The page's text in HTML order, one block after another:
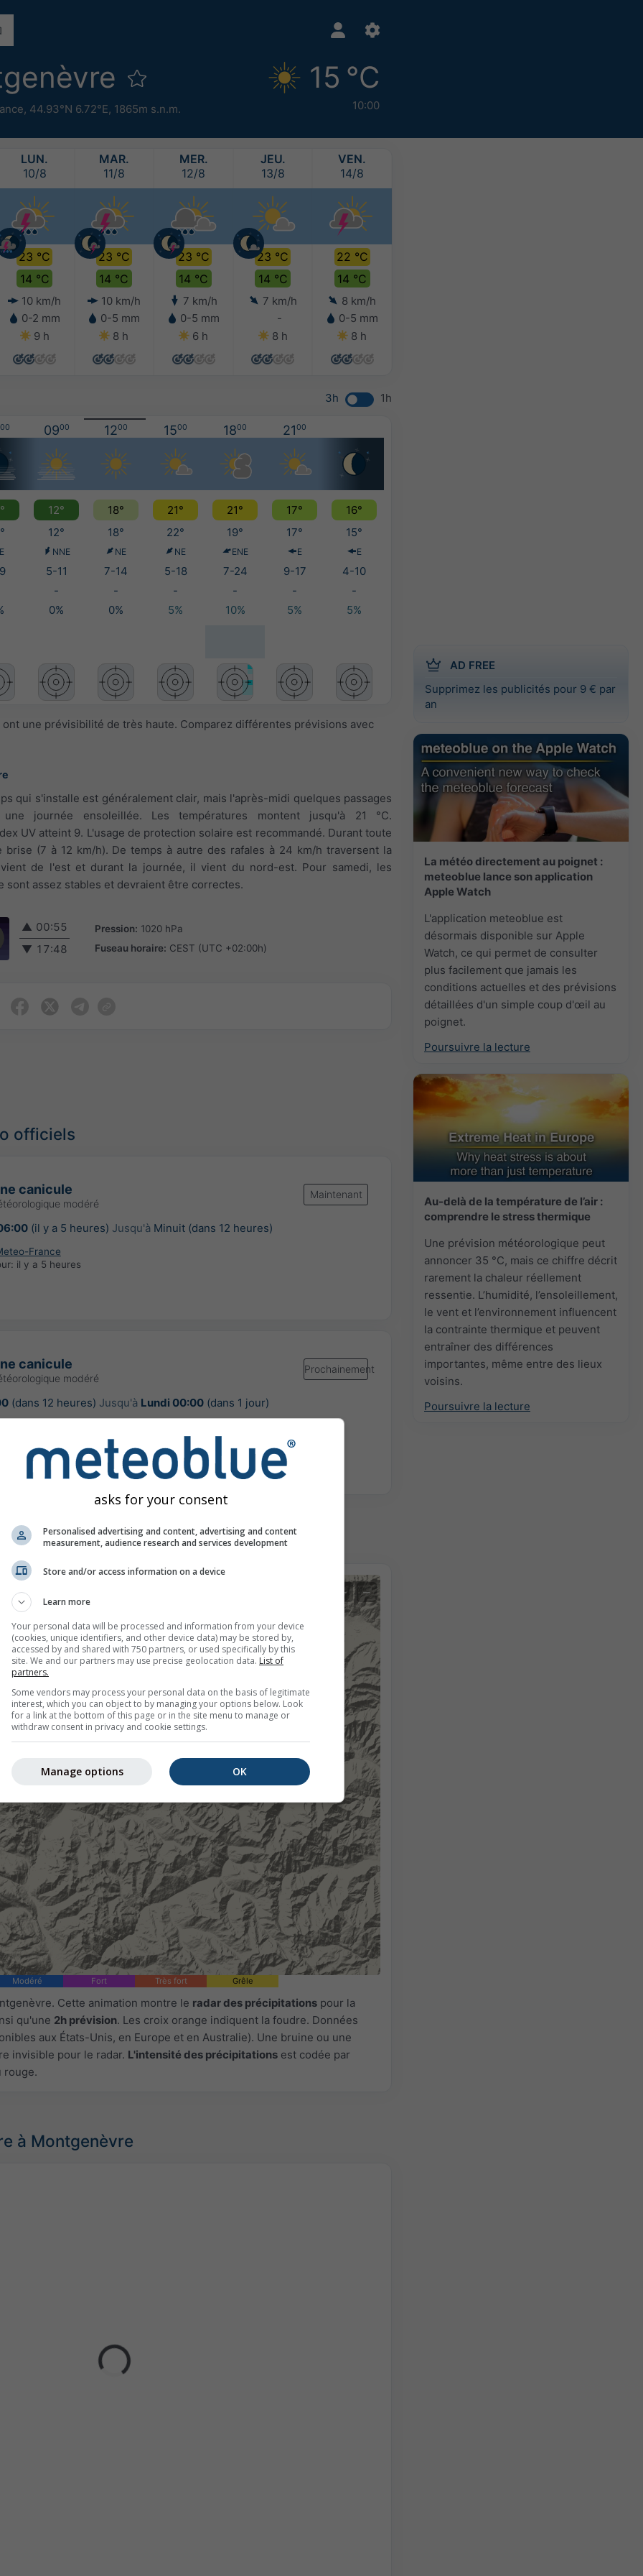
, 44.93°N 6.72°E, 1865m s.n.m.
15 °C
10:00
AD FREE
Supprimez les publicités pour 9 € par
an
La météo directement au poignet :
meteoblue lance son application
Apple Watch
L'application meteoblue est
désormais disponible sur Apple
Watch, ce qui permet de consulter
plus facilement que jamais les
conditions actuelles et des prévisions
détaillées d'un simple coup d'œil au
poignet.
Poursuivre la lecture
Au-delà de la température de l’air :
comprendre le stress thermique
Une prévision météorologique peut
annoncer 35 °C, mais ce chiffre décrit
rarement la chaleur réellement
ressentie. L’humidité, l’ensoleillement,
le vent et l’environnement influencent
la contrainte thermique et peuvent
entraîner des différences
importantes, même entre des lieux
voisins.
Poursuivre la lecture
LUN.
10/8
23 °C
14 °C
10 km/h
0-2 mm
9 h
MAR.
11/8
23 °C
14 °C
10 km/h
0-5 mm
8 h
MER.
12/8
23 °C
14 °C
7 km/h
0-5 mm
6 h
JEU.
13/8
23 °C
14 °C
7 km/h
-
8 h
VEN.
14/8
22 °C
14 °C
8 km/h
0-5 mm
8 h
3h 1h
00 0900 1200 1500 1800 2100
12° 18° 21° 21° 17°
16°
12° 18° 22° 19° 17° 15°
E NNE NE NE ENE E E
5-11 7-14 5-18 7-24 9-17
4-10
- - - - -
-
0% 0% 5% 10% 5% 5%
une prévisibilité de très haute. Comparez différentes prévisions avec
qui s'installe est généralement clair, mais l'après-midi quelques passages
journée ensoleillée. Les températures montent jusqu'à 21 °C.
UV atteint 9. L'usage de protection solaire est recommandé. Durant toute
(7 à 12 km/h). De temps à autre des rafales à 24 km/h traversent la
de l'est et durant la journée, il vient du nord-est. Pour samedi, les
sont assez stables et devraient être correctes.
▲ 00:55
▼ 17:48
Pression: 1020 hPa
Fuseau horaire: CEST (UTC +02:00h)
officiels
canicule
modéré
Maintenant
(il y a 5 heures) Jusqu'à Minuit (dans 12 heures)
France
il y a 5 heures
canicule
modéré
Prochainement
(dans 12 heures) Jusqu'à Lundi 00:00(dans 1 jour)
France
précipitation à court terme, France
+ −
Modéré Fort Très fort Grêle
Cette animation montre le radar des précipitations pour la
qu'une 2h prévision. Les croix orange indiquent la foudre. Données
aux États-Unis, en Europe et en Australie). Une bruine ou une
invisible pour le radar. L'intensité des précipitations est codée par
rouge.
à Montgenèvre
asks for your consent
Personalised advertising and content, advertising and content
measurement, audience research and services development
Store and/or access information on a device
Learn more
Your personal data will be processed and information from your device
(cookies, unique identifiers, and other device data) may be stored by,
accessed by and shared with 750 partners, or used specifically by this
site. We and our partners may use precise geolocation data. List of
partners.
Some vendors may process your personal data on the basis of legitimate
interest, which you can object to by managing your options below. Look
for a link at the bottom of this page or in the site menu to manage or
withdraw consent in privacy and cookie settings.
OK
Manage options